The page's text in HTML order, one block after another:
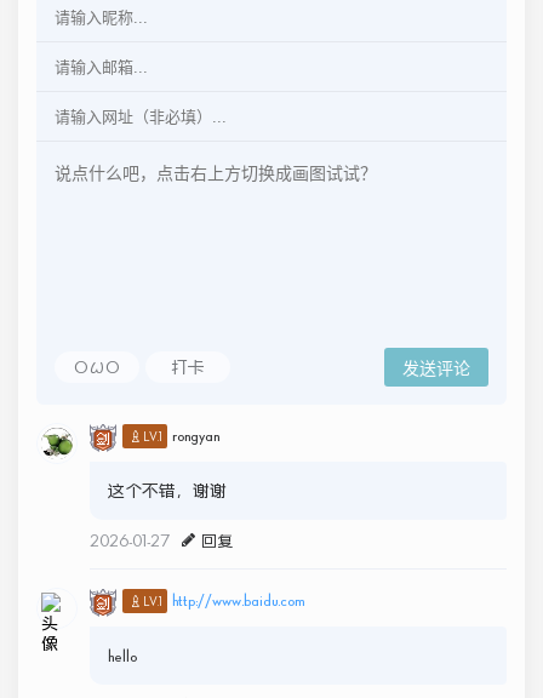
OωO 打卡 发送评论
♙LV.1 rongyan
这个不错，谢谢
2026-01-27 回复
♙LV.1 http://www.baidu.com
hello